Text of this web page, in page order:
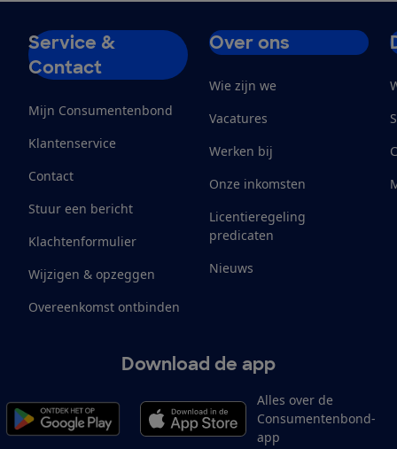
Service &
Contact
Mijn Consumentenbond
Klantenservice
Contact
Stuur een bericht
Klachtenformulier
Wijzigen & opzeggen
Overeenkomst ontbinden
Over ons
Wie zijn we
Vacatures
Werken bij
Onze inkomsten
Licentieregeling
predicaten
Nieuws
Download de app
Alles over de
Consumentenbond-
app